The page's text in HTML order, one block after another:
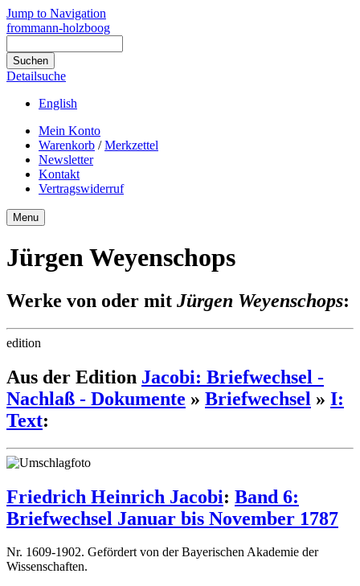
Jump to Navigation
frommann-holzboog
Detailsuche
English
Mein Konto
Warenkorb /Merkzettel
Newsletter
Kontakt
Vertragswiderruf
Menu
Jürgen Weyenschops
Werke von oder mit Jürgen Weyenschops:
edition
Aus der Edition Jacobi: Briefwechsel -
Nachlaß - Dokumente » Briefwechsel » I:
Text:
Friedrich Heinrich Jacobi: Band 6:
Briefwechsel Januar bis November 1787
Nr. 1609-1902. Gefördert von der Bayerischen Akademie der
Wissenschaften.